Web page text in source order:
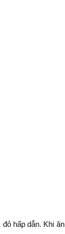
hấp dẫn. Khi